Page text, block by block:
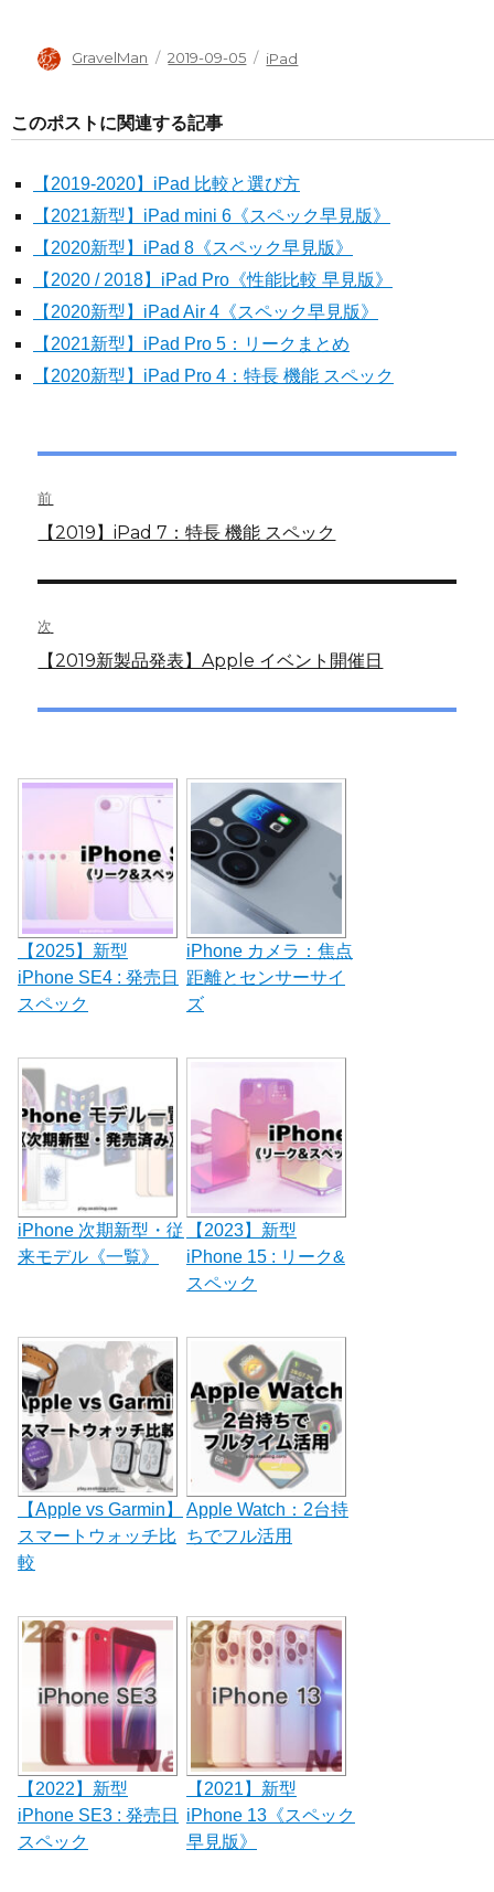
投
GravelMan
投
2019-09-05
タ
グ
iPad
このポストに関連する記事
【2019-2020】iPad 比較と選び方
【2021新型】iPad mini 6《スペック早見版》
【2020新型】iPad 8《スペック早見版》
【2020 / 2018】iPad Pro《性能比較 早見版》
【2020新型】iPad Air 4《スペック早見版》
【2021新型】iPad Pro 5：リークまとめ
【2020新型】iPad Pro 4：特長 機能 スペック
稿
ビ
ゲ
ー
ン
前
前
稿:
【2019】iPad 7：特長 機能 スペック
次
次【2019新製品発表】Apple イベント開催日
【2025】新型
iPhone SE4 : 発売日
スペック
iPhone カメラ：焦点
距離とセンサーサイ
ズ
iPhone 次期新型・従
来モデル《一覧》
【2023】新型
iPhone 15 : リーク&
スペック
【Apple vs Garmin】
スマートウォッチ比
較
Apple Watch：2台持
ちでフル活用
【2022】新型
iPhone SE3 : 発売日
スペック
【2021】新型
iPhone 13《スペック
早見版》